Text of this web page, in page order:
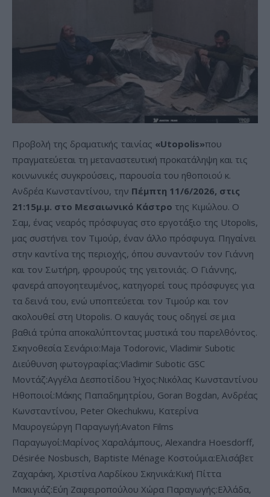
Προβολή της δραματικής ταινίας «Utopolis»που
πραγματεύεται τη μεταναστευτική προκατάληψη και τις
κοινωνικές συγκρούσεις, παρουσία του ηθοποιού κ.
Ανδρέα Κωνσταντίνου, την Πέμπτη 11/6/2026, στις
21:15μ.μ. στο Μεσαιωνικό Κάστρο της Κιμώλου. Ο
Σαμ, ένας νεαρός πρόσφυγας στο εργοτάξιο της Utopolis,
μας συστήνει τον Τιμούρ, έναν άλλο πρόσφυγα. Πηγαίνει
στην καντίνα της περιοχής, όπου συναντούν τον Γιάννη
και τον Σωτήρη, φρουρούς της γειτονιάς. Ο Γιάννης,
φανερά απογοητευμένος, κατηγορεί τους πρόσφυγες για
τα δεινά του, ενώ υποπτεύεται τον Τιμούρ και τον
ακολουθεί στη Utopolis. Ο καυγάς τους οδηγεί σε μια
βαθιά τρύπα αποκαλύπτοντας μυστικά του παρελθόντος.
Σκηνοθεσία Σενάριο:Maja Todorovic, Vladimir Subotic
Διεύθυνση φωτογραφίας:Vladimir Subotic GSC
Μοντάζ:Αγγέλα Δεσποτίδου Ήχος:Νικόλας Κωνσταντίνου
Ηθοποιοί:Μάκης Παπαδημητρίου, Goran Bogdan, Ανδρέας
Κωνσταντίνου, Peter Okechukwu, Κατερίνα
Μαυρογεώργη Παραγωγή:Avaton Films
Παραγωγοί:Μαρίνος Χαραλάμπους, Alexandra Hoesdorff,
Désirée Nosbusch, Baptiste Ménage Κοστούμια:Ελισάβετ
Ζαχαράκη, Χριστίνα Λαρδίκου Σκηνικά:Κική Πίττα
Μακιγιάζ:Εύη Ζαφειροπούλου Χώρα Παραγωγής:Ελλάδα,